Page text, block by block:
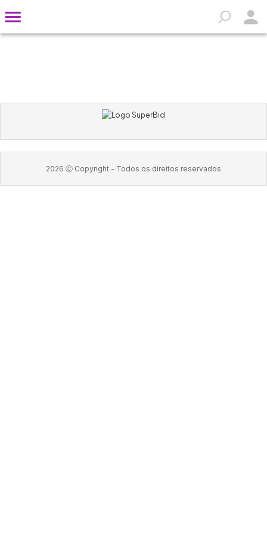
2026 Ⓒ Copyright - Todos os direitos reservados